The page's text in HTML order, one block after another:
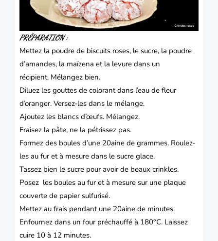
PRÉPARATION :
Mettez la poudre de biscuits roses, le sucre, la poudre
d’amandes, la maïzena et la levure dans un
récipient. Mélangez bien.
Diluez les gouttes de colorant dans l’eau de fleur
d’oranger. Versez-les dans le mélange.
Ajoutez les blancs d’œufs. Mélangez.
Fraisez la pâte, ne la pétrissez pas.
Formez des boules d’une 20aine de grammes. Roulez-
les au fur et à mesure dans le sucre glace.
Tassez bien le sucre pour avoir de beaux crinkles.
Posez les boules au fur et à mesure sur une plaque
couverte de papier sulfurisé.
Mettez au frais pendant une 20aine de minutes.
Enfournez dans un four préchauffé à 180°C. Laissez
cuire 10 à 12 minutes.